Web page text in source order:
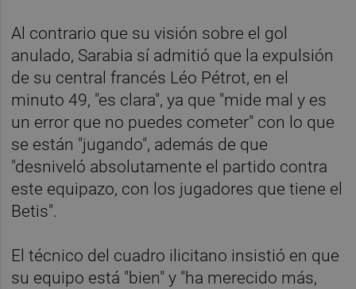
Al contrario que su visión sobre el gol
anulado, Sarabia sí admitió que la expulsión
de su central francés Léo Pétrot, en el
minuto 49, "es clara", ya que "mide mal y es
un error que no puedes cometer" con lo que
se están "jugando", además de que
"desniveló absolutamente el partido contra
este equipazo, con los jugadores que tiene el
Betis".
El técnico del cuadro ilicitano insistió en que
su equipo está "bien" y "ha merecido más,